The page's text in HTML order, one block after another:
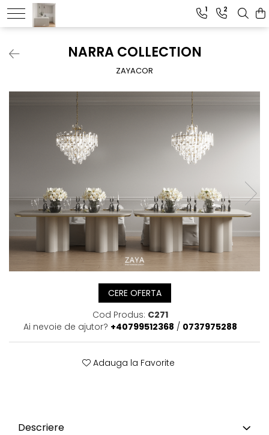
1 2
NARRA COLLECTION
ZAYACOR
CERE OFERTA
Cod Produs: C271
Ai nevoie de ajutor? +40799512368 / 0737975288
Adauga la Favorite
Descriere